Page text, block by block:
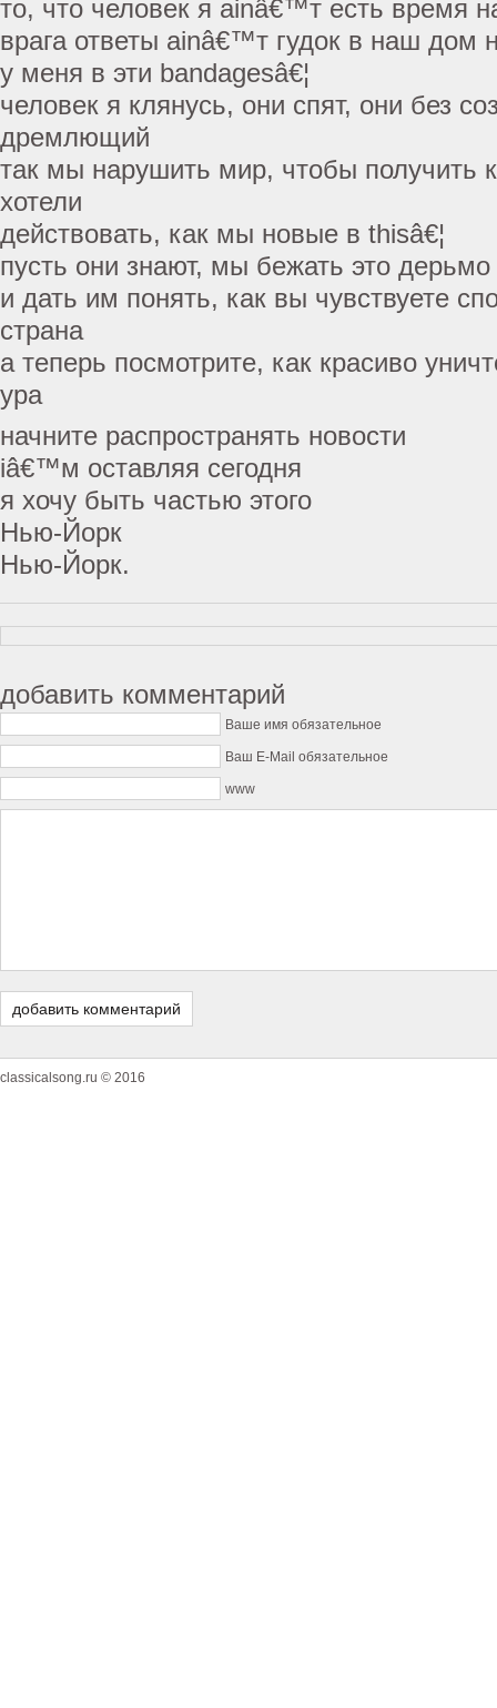
то, что человек я ainâ€™т есть время
врага ответы ainâ€™т гудок в наш дом
у меня в эти bandagesâ€¦
человек я клянусь, они спят, они без
дремлющий
так мы нарушить мир, чтобы получить
хотели
действовать, как мы новые в thisâ€¦
пусть они знают, мы бежать это дерьмо
и дать им понять, как вы чувствуете
страна
а теперь посмотрите, как красиво
ура
начните распространять новости
iâ€™м оставляя сегодня
я хочу быть частью этого
Нью-Йорк
Нью-Йорк.
добавить комментарий
Ваше имя обязательное
Ваш E-Mail обязательное
www
classicalsong.ru © 2016